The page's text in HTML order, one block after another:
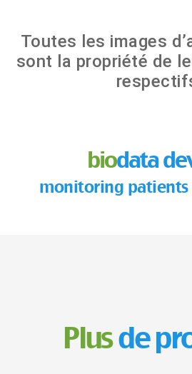
Toutes les images
sont la propriété de
biodata
monitoring patients
Plusde